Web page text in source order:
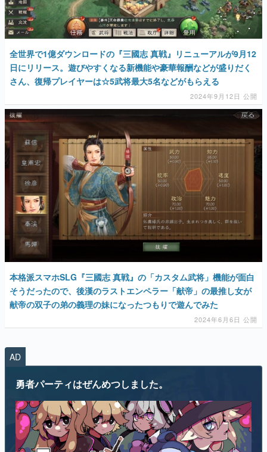
全世界で1億ダウンロードの『三國志 真戦』リニューアルが9月12
日にリリース。遊びやすくなる新機能や豪華報酬などが盛りだく
さん、復帰プレイヤーは☆5武将最大5名などがもらえる
2024年9月12日 公開
本格派スマホSLG『三國志 真戦』の「カスタム武将」機能が面白
そうだったので、後漢のラストエンペラー「献帝」の最推し女が
献帝の双子の弟の義理の妹になったつもりで遊んでみた
2024年6月6日 公開
AD